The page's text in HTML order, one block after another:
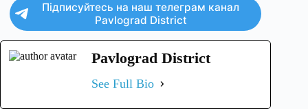
Підписуйтесь на наш телеграм канал
Pavlograd District
Pavlograd District
See Full Bio